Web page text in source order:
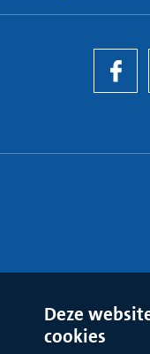
Deze
cookies